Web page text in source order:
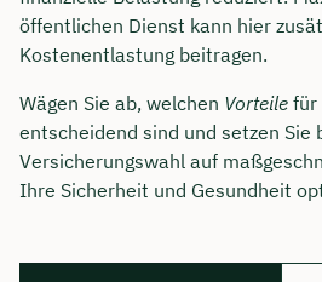
öffentlichen Dienst kann hier
Kostenentlastung beitragen.
Wägen Sie ab, welchen Vorteile für
entscheidend sind und setzen Sie
Versicherungswahl auf
Ihre Sicherheit und Gesundheit